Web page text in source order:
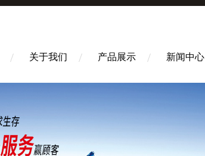
关于我们 产品展示 新闻中心